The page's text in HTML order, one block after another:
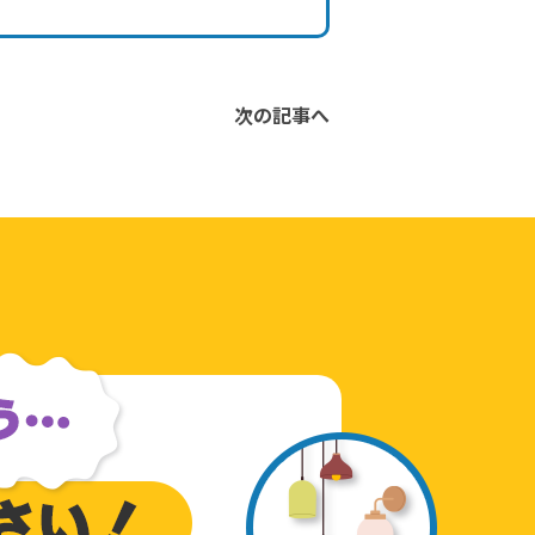
次の記事へ